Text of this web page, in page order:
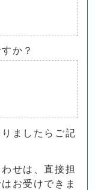
か？
ましたらご記
せは、直接担
お受けできま